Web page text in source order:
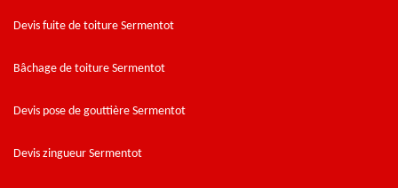
Devis fuite de toiture Sermentot
Bâchage de toiture Sermentot
Devis pose de gouttière Sermentot
Devis zingueur Sermentot